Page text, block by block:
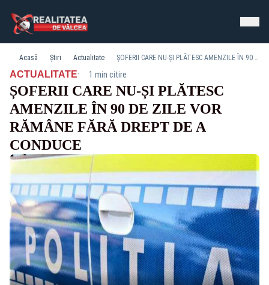
Acasă Știri Actualitate ȘOFERII CARE NU-ȘI PLĂTESC AMENZILE ÎN 90 DE ZILE VOR RĂMÂNE FĂRĂ DREPT DE A CONDUCE
ACTUALITATE· 1 min citire
ȘOFERII CARE NU-ȘI PLĂTESC
AMENZILE ÎN 90 DE ZILE VOR
RĂMÂNE FĂRĂ DREPT DE A
CONDUCE